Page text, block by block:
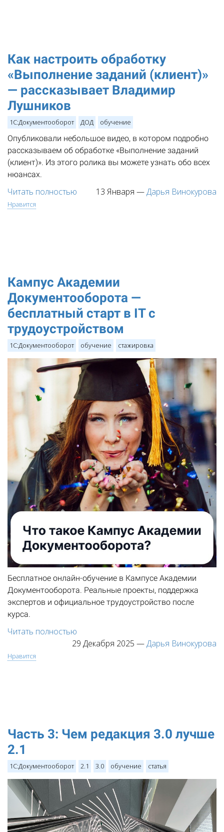
Как настроить обработку
«Выполнение заданий (клиент)»
— рассказывает Владимир
Лушников
1С:Документооборот ДОД обучение
Опубликовали небольшое видео, в котором подробно
рассказываем об обработке «Выполнение заданий
(клиент)». Из этого ролика вы можете узнать обо всех
нюансах.
Читать полностью 13 Января —Дарья Винокурова
Нравится
Кампус Академии
Документооборота —
бесплатный старт в IT с
трудоустройством
1С:Документооборот обучение стажировка
Бесплатное онлайн-обучение в Кампусе Академии
Документооборота. Реальные проекты, поддержка
экспертов и официальное трудоустройство после
курса.
Читать полностью
29 Декабря 2025 —Дарья Винокурова
Нравится
Часть 3: Чем редакция 3.0 лучше
2.1
1С:Документооборот 2.1 3.0 обучение статья